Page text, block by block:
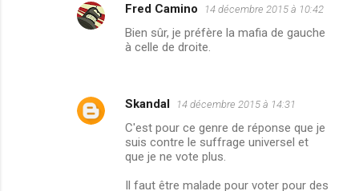
Fred Camino
14 décembre 2015 à 10:42
Bien sûr, je préfère la mafia de gauche
à celle de droite.
Skandal 14 décembre 2015 à 14:31
C'est pour ce genre de réponse que je
suis contre le suffrage universel et
que je ne vote plus.
Il faut être malade pour voter pour des